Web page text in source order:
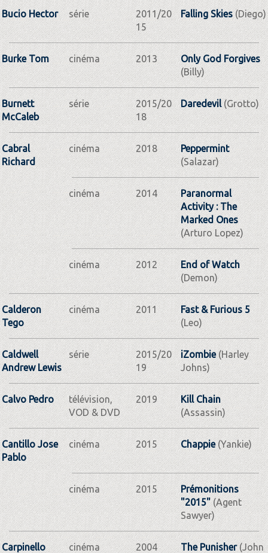
Bucio Hector série
2011/20
15
Falling Skies(Diego)
Burke Tom cinéma 2013
Only God Forgives
(Billy)
Burnett
McCaleb
série
2015/20
18
Daredevil(Grotto)
Cabral
Richard
cinéma 2018
Peppermint
(Salazar)
cinéma 2014
Paranormal
Activity : The
Marked Ones
(Arturo Lopez)
cinéma 2012
End of Watch
(Demon)
Calderon
Tego
cinéma 2011
Fast & Furious 5
(Leo)
Caldwell
Andrew Lewis
série
2015/20
19
iZombie(Harley
Johns)
Calvo Pedro
télévision,
VOD & DVD
2019
Kill Chain
(Assassin)
Cantillo Jose
Pablo
cinéma 2015 Chappie(Yankie)
cinéma 2015
Prémonitions
"2015"(Agent
Sawyer)
Carpinello
cinéma 2004 The Punisher(John